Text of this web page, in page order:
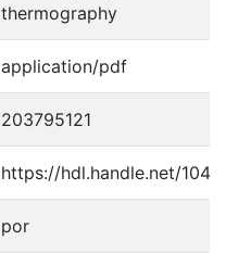
thermography
application/pdf
203795121
https://hdl.handle.net/
por